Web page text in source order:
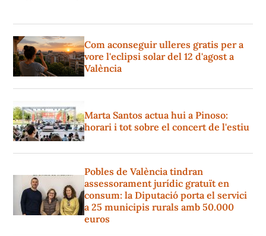
Com aconseguir ulleres gratis per a
vore l'eclipsi solar del 12 d'agost a
València
Marta Santos actua hui a Pinoso:
horari i tot sobre el concert de l'estiu
Pobles de València tindran
assessorament jurídic gratuït en
consum: la Diputació porta el servici
a 25 municipis rurals amb 50.000
euros